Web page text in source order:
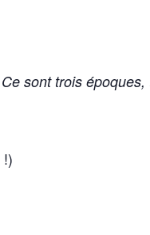
sont trois époques,